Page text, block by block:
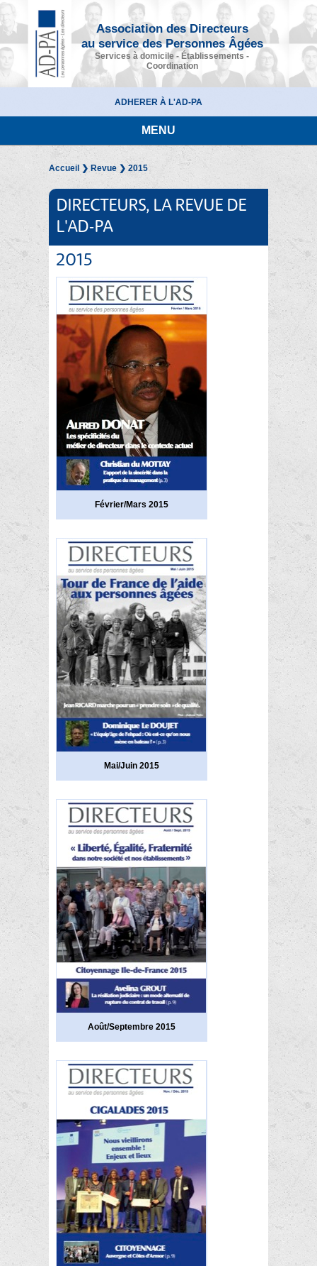
Association des Directeurs
au service des Personnes Âgées
Services à domicile - Établissements -
Coordination
ADHERER À L'AD-PA
MENU
Accueil ❯ Revue ❯ 2015
DIRECTEURS, LA REVUE DE
L'AD-PA
2015
Février/Mars 2015
Mai/Juin 2015
Août/Septembre 2015